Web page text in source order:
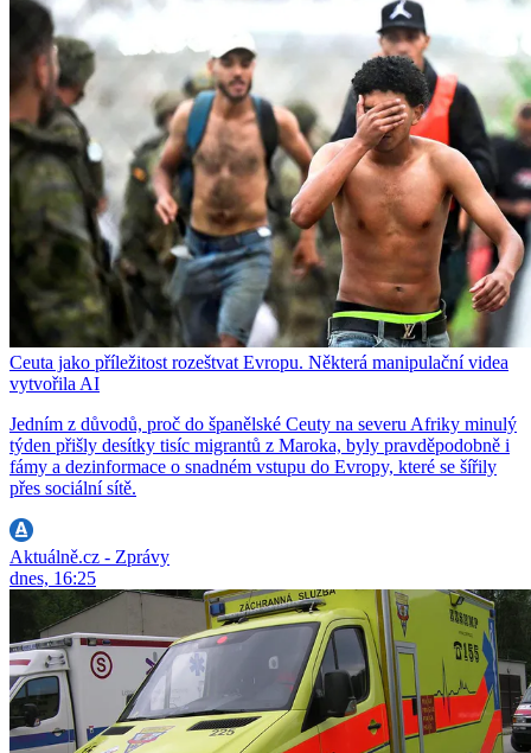
Ceuta jako příležitost rozeštvat Evropu. Některá manipulační videa
vytvořila AI
Jedním z důvodů, proč do španělské Ceuty na severu Afriky minulý
týden přišly desítky tisíc migrantů z Maroka, byly pravděpodobně i
fámy a dezinformace o snadném vstupu do Evropy, které se šířily
přes sociální sítě.
Aktuálně.cz - Zprávy
dnes, 16:25